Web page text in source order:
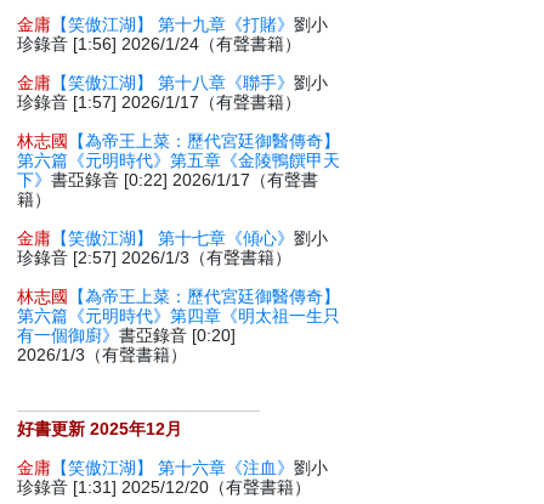
金庸 【笑傲江湖】 第十九章《打賭》劉小
珍錄音 [1:56] 2026/1/24（有聲書籍）
金庸 【笑傲江湖】 第十八章《聯手》劉小
珍錄音 [1:57] 2026/1/17（有聲書籍）
林志國
【為帝王上菜：歷代宮廷御醫傳奇】
第六篇《元明時代》第五章《金陵鴨饌甲天
下》書亞錄音 [0:22] 2026/1/17（有聲書
籍）
金庸 【笑傲江湖】 第十七章《傾心》劉小
珍錄音 [2:57] 2026/1/3（有聲書籍）
林志國
【為帝王上菜：歷代宮廷御醫傳奇】
第六篇《元明時代》第四章《明太祖一生只
有一個御廚》書亞錄音 [0:20]
2026/1/3（有聲書籍）
好書更新 2025年12月
金庸 【笑傲江湖】 第十六章《注血》劉小
珍錄音 [1:31] 2025/12/20（有聲書籍）